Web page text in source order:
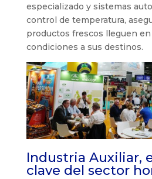
especializado y sistemas
control de temperatura,
productos frescos lleguen
condiciones a sus destinos.
Industria Auxiliar,
clave del sector